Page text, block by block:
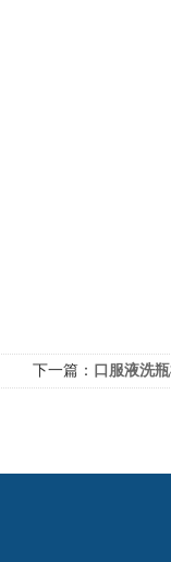
下一篇： 口服液洗